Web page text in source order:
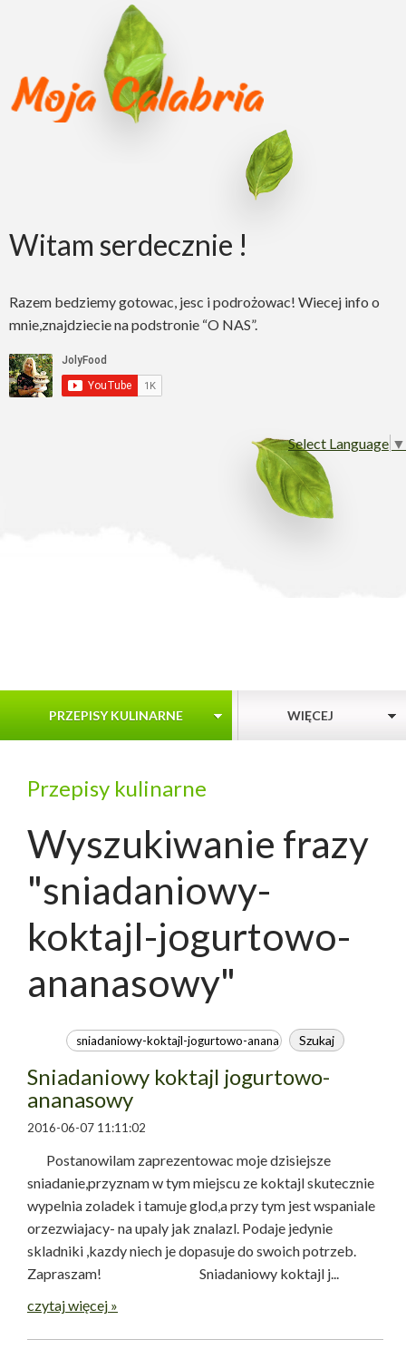
Witam serdecznie !
Razem bedziemy gotowac, jesc i podrożowac! Wiecej info o
mnie,znajdziecie na podstronie “O NAS”.
Select Language ▼
PRZEPISY KULINARNE WIĘCEJ
Przepisy kulinarne
Wyszukiwanie frazy
"sniadaniowy-
koktajl-jogurtowo-
ananasowy"
Sniadaniowy koktajl jogurtowo-
ananasowy
2016-06-07 11:11:02
Postanowilam zaprezentowac moje dzisiejsze
sniadanie,przyznam w tym miejscu ze koktajl skutecznie
wypelnia zoladek i tamuje glod,a przy tym jest wspaniale
orzezwiajacy- na upaly jak znalazl. Podaje jedynie
skladniki ,kazdy niech je dopasuje do swoich potrzeb.
Zapraszam! Sniadaniowy koktajl j...
czytaj więcej »